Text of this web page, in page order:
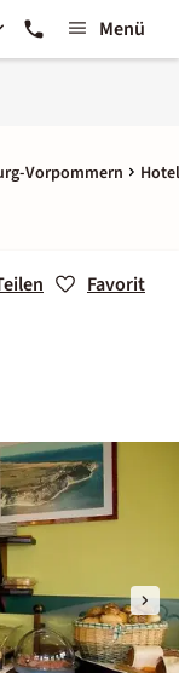
Menü
Vorpommern
Favorit